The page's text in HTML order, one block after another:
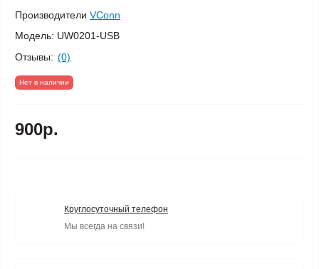
Производители VConn
Модель: UW0201-USB
Отзывы: (0)
Нет в наличии
900р.
Круглосуточный телефон
Мы всегда на связи!